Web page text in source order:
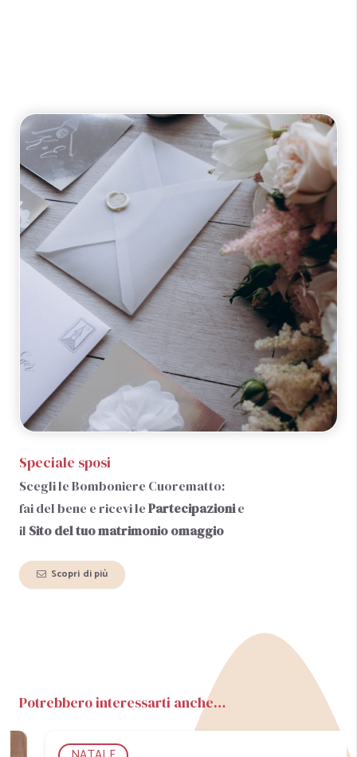
Speciale sposi
Scegli le Bomboniere Cuorematto:
fai del bene e ricevi lePartecipazionie
il Sito del tuo matrimonioomaggio
Scopri di più
Potrebbero interessarti anche…